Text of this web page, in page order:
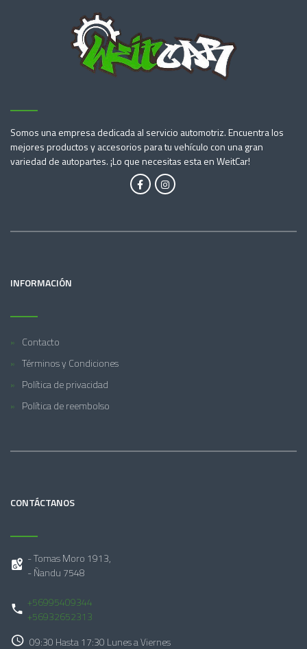
Somos una empresa dedicada al servicio automotriz. Encuentra los
mejores productos y accesorios para tu vehículo con una gran
variedad de autopartes. ¡Lo que necesitas esta en WeitCar!
INFORMACIÓN
Contacto
Términos y Condiciones
Política de privacidad
Política de reembolso
CONTÁCTANOS
- Tomas Moro 1913,
- Ñandu 7548
+56995409344
+56932652313
09:30 Hasta 17:30 Lunes a Viernes